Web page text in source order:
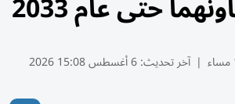
| آخر تحديث:6 أغسطس 15:08 2026